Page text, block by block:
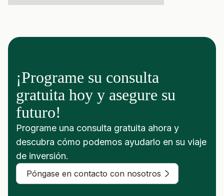
¡Programe su consulta
gratuita hoy y asegure su
futuro!
Programe una consulta gratuita ahora y
descubra cómo podemos ayudarlo en su viaje
de inversión.
Póngase en contacto con nosotros